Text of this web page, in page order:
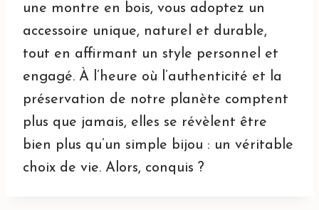
une montre en bois, vous adoptez un
accessoire unique, naturel et durable,
tout en affirmant un style personnel et
engagé. À l’heure où l’authenticité et la
préservation de notre planète comptent
plus que jamais, elles se révèlent être
bien plus qu’un simple bijou : un véritable
choix de vie. Alors, conquis ?